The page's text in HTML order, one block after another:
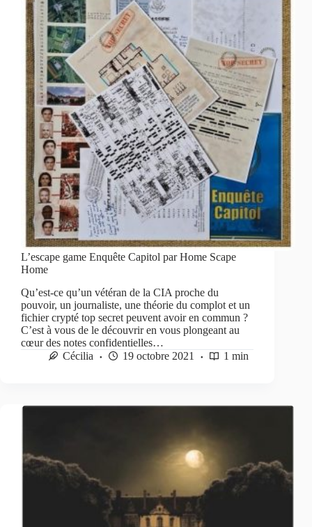
L’escape game Enquête Capitol par Home Scape
Home
Qu’est-ce qu’un vétéran de la CIA proche du
pouvoir, un journaliste, une théorie du complot et un
fichier crypté top secret peuvent avoir en commun ?
C’est à vous de le découvrir en vous plongeant au
cœur des notes confidentielles…
Cécilia
19 octobre 2021 1 min